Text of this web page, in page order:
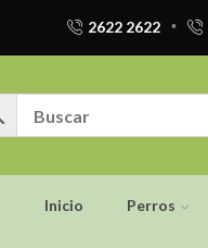
2622 2622
Inicio Perros